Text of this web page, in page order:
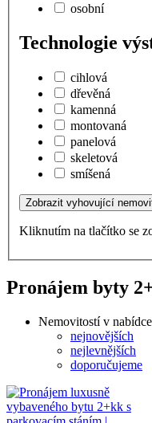
osobní
Technologie
cihlová
dřevěná
kamenná
montovaná
panelová
skeletová
smíšená
Kliknutím na tlačítko se
Pronájem byty
Nemovitostí v
nejnovějších
nejlevnějších
doporučujeme